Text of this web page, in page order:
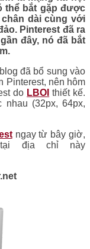
thể bắt gặp được
dài cùng với
Pinterest đã ra
đây, nó đã bắt
đã bổ sung vào
Pinterest, nên hôm
do LBOI thiết kế.
(32px, 64px,
ngay từ bây giờ,
địa chỉ này